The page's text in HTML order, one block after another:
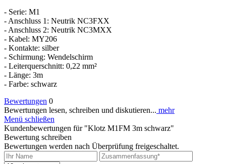
- Serie: M1
- Anschluss 1: Neutrik NC3FXX
- Anschluss 2: Neutrik NC3MXX
- Kabel: MY206
- Kontakte: silber
- Schirmung: Wendelschirm
- Leiterquerschnitt: 0,22 mm²
- Länge: 3m
- Farbe: schwarz
Bewertungen 0
Bewertungen lesen, schreiben und diskutieren... mehr
Menü schließen
Kundenbewertungen für "Klotz M1FM 3m schwarz"
Bewertung schreiben
Bewertungen werden nach Überprüfung freigeschaltet.